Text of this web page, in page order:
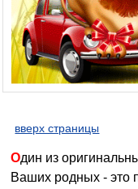
вверх страницы
Один из оригинальных способов удивить и поразить
Ваших родных - это